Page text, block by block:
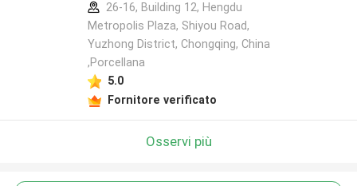
26-16, Building 12, Hengdu
Metropolis Plaza, Shiyou Road,
Yuzhong District, Chongqing, China
,Porcellana
5.0
Fornitore verificato
Osservi più